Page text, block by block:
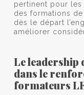
pertinent pour les
des formations
dès le départ
améliorer
Le leadership
dans le
formateurs